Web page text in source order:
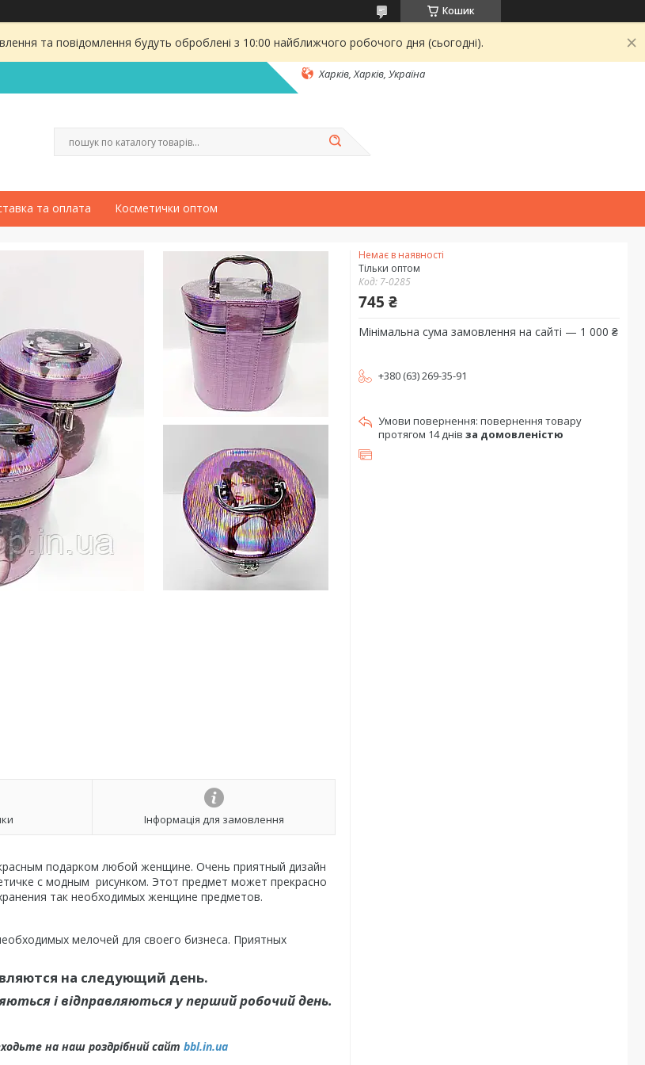
Кошик
та повідомлення будуть оброблені з 10:00 найближчого робочого дня (сьогодні).
Харків, Харків, Україна
та оплата Косметички оптом
Інформація для замовлення
подарком любой женщине. Очень приятный дизайн
с модным рисунком. Этот предмет может прекрасно
так необходимых женщине предметов.
мелочей для своего бизнеса. Приятных
на следующий день.
і відправляються у перший робочий день.
на наш роздрібний сайт bbl.in.ua
Немає в наявності
Тільки оптом
Код: 7-0285
745 ₴
Мінімальна сума замовлення на сайті — 1 000 ₴
+380 (63) 269-35-91
повернення товару
протягом 14 днів за домовленістю